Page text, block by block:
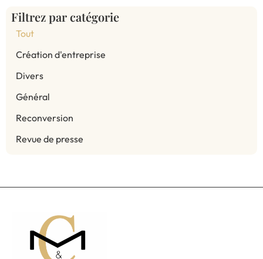
Filtrez par catégorie
Création d'entreprise
Divers
Général
Reconversion
Revue de presse
Tout